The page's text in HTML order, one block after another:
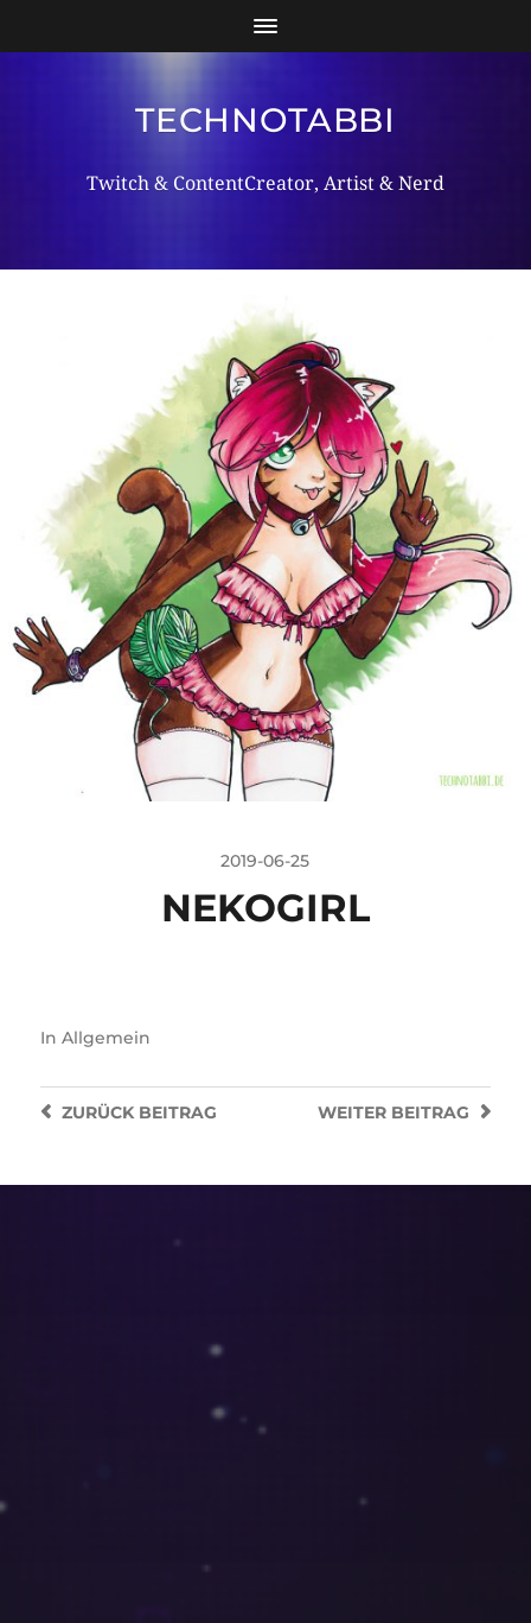
TECHNOTABBI
Twitch & ContentCreator, Artist & Nerd
2019-06-25
NEKOGIRL
In Allgemein
WEITER BEITRAG
ZURÜCKBEITRAG